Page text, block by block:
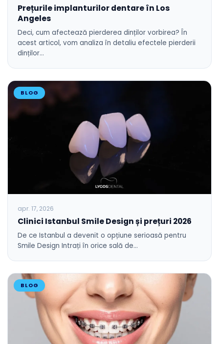
Prețurile implanturilor dentare în Los
Angeles
Deci, cum afectează pierderea dinților vorbirea? În
acest articol, vom analiza în detaliu efectele pierderii
dinților…
BLOG
apr. 17, 2026
Clinici Istanbul Smile Design și prețuri 2026
De ce Istanbul a devenit o opțiune serioasă pentru
Smile Design Intrați în orice sală de…
BLOG